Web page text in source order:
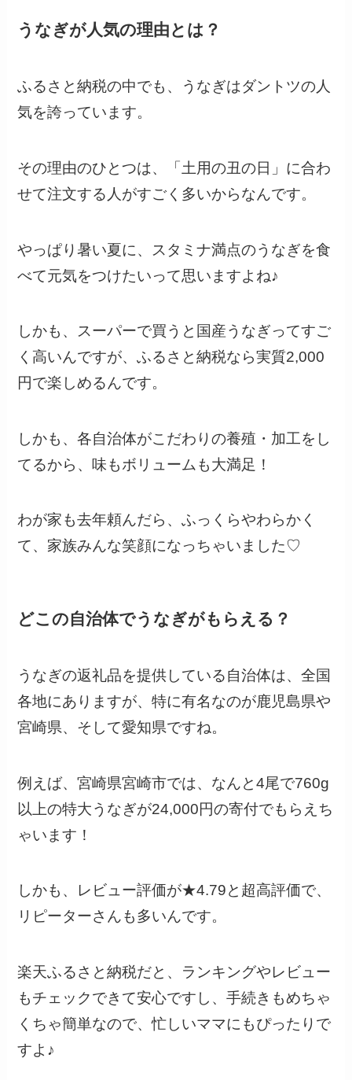
うなぎが人気の理由とは？
ふるさと納税の中でも、うなぎはダントツの人
気を誇っています。
その理由のひとつは、「土用の丑の日」に合わ
せて注文する人がすごく多いからなんです。
やっぱり暑い夏に、スタミナ満点のうなぎを食
べて元気をつけたいって思いますよね♪
しかも、スーパーで買うと国産うなぎってすご
く高いんですが、ふるさと納税なら実質2,000
円で楽しめるんです。
しかも、各自治体がこだわりの養殖・加工をし
てるから、味もボリュームも大満足！
わが家も去年頼んだら、ふっくらやわらかく
て、家族みんな笑顔になっちゃいました♡
どこの自治体でうなぎがもらえる？
うなぎの返礼品を提供している自治体は、全国
各地にありますが、特に有名なのが鹿児島県や
宮崎県、そして愛知県ですね。
例えば、宮崎県宮崎市では、なんと4尾で760g
以上の特大うなぎが24,000円の寄付でもらえち
ゃいます！
しかも、レビュー評価が★4.79と超高評価で、
リピーターさんも多いんです。
楽天ふるさと納税だと、ランキングやレビュー
もチェックできて安心ですし、手続きもめちゃ
くちゃ簡単なので、忙しいママにもぴったりで
すよ♪